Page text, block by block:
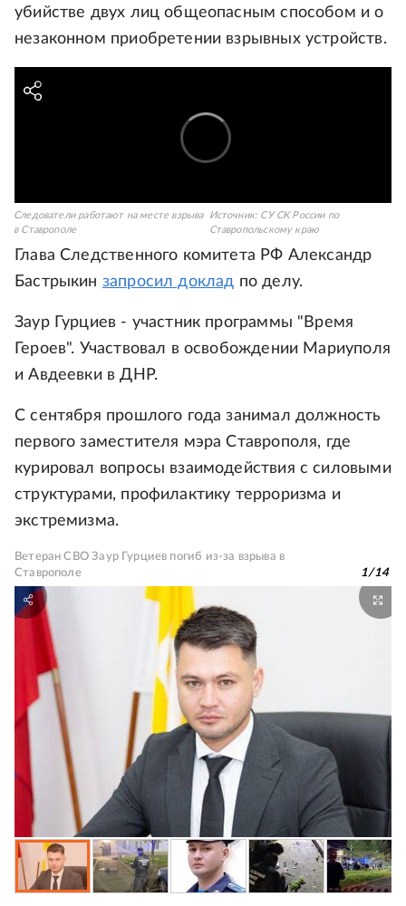
убийстве двух лиц общеопасным способом и о
незаконном приобретении взрывных устройств.
Следователи работают на месте взрыва
в Ставрополе
Источник: СУ СК России по
Ставропольскому краю
Глава Следственного комитета РФ Александр
Бастрыкин запросил доклад по делу.
Заур Гурциев - участник программы "Время
Героев". Участвовал в освобождении Мариуполя
и Авдеевки в ДНР.
С сентября прошлого года занимал должность
первого заместителя мэра Ставрополя, где
курировал вопросы взаимодействия с силовыми
структурами, профилактику терроризма и
экстремизма.
Ветеран СВО Заур Гурциев погиб из-за взрыва в
Ставрополе
1/14